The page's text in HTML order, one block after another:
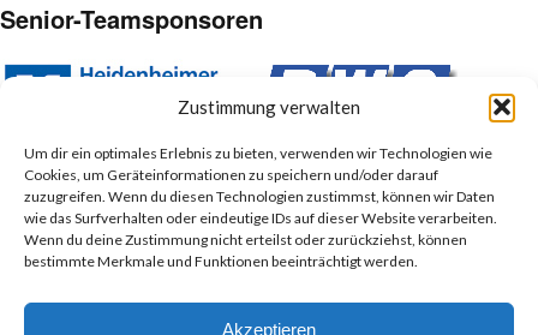
Zustimmung verwalten
Um dir ein optimales Erlebnis zu bieten, verwenden wir Technologien wie
Cookies, um Geräteinformationen zu speichern und/oder darauf
zuzugreifen. Wenn du diesen Technologien zustimmst, können wir Daten
wie das Surfverhalten oder eindeutige IDs auf dieser Website verarbeiten.
Wenn du deine Zustimmung nicht erteilst oder zurückziehst, können
bestimmte Merkmale und Funktionen beeinträchtigt werden.
Akzeptieren
Senior-Teamsponsoren
Junior-Teamsponsoren